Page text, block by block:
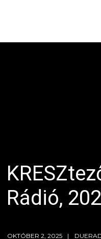
Rádió,
OKTÓBER 2, 2025